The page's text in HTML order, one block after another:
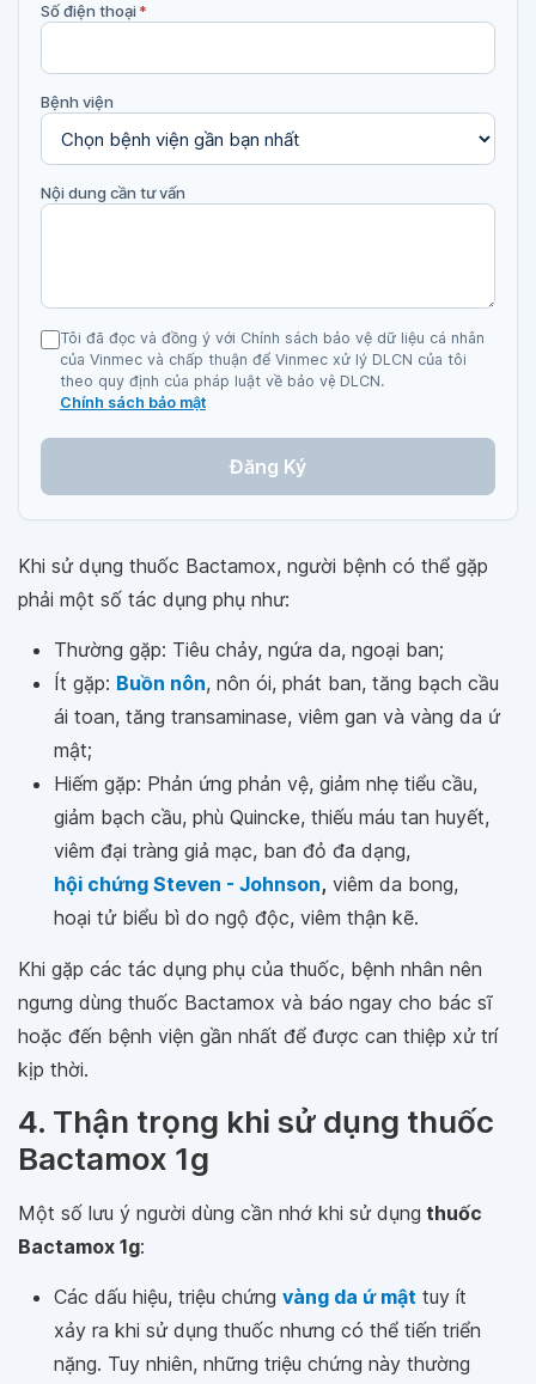
Số điện thoại*
Bệnh viện
Nội dung cần tư vấn
Tôi đã đọc và đồng ý với Chính sách bảo vệ dữ liệu cá nhân
của Vinmec và chấp thuận để Vinmec xử lý DLCN của tôi
theo quy định của pháp luật về bảo vệ DLCN.
Chính sách bảo mật
Đăng Ký
Khi sử dụng thuốc Bactamox, người bệnh có thể gặp
phải một số tác dụng phụ như:
Thường gặp: Tiêu chảy, ngứa da, ngoại ban;
Ít gặp: Buồn nôn, nôn ói, phát ban, tăng bạch cầu
ái toan, tăng transaminase, viêm gan và vàng da ứ
mật;
Hiếm gặp: Phản ứng phản vệ, giảm nhẹ tiểu cầu,
giảm bạch cầu, phù Quincke, thiếu máu tan huyết,
viêm đại tràng giả mạc, ban đỏ đa dạng,
hội chứng Steven - Johnson, viêm da bong,
hoại tử biểu bì do ngộ độc, viêm thận kẽ.
Khi gặp các tác dụng phụ của thuốc, bệnh nhân nên
ngưng dùng thuốc Bactamox và báo ngay cho bác sĩ
hoặc đến bệnh viện gần nhất để được can thiệp xử trí
kịp thời.
4. Thận trọng khi sử dụng thuốc
Bactamox 1g
Một số lưu ý người dùng cần nhớ khi sử dụng thuốc
Bactamox 1g:
Các dấu hiệu, triệu chứng vàng da ứ mật tuy ít
xảy ra khi sử dụng thuốc nhưng có thể tiến triển
nặng. Tuy nhiên, những triệu chứng này thường